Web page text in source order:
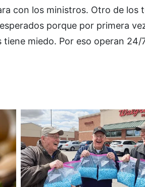
con los ministros. Otro de los
porque por primera
miedo. Por eso operan 24/